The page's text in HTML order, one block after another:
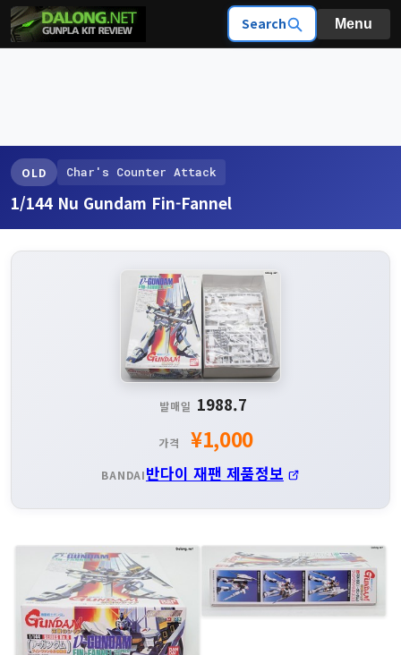
Search Menu
OLD Char's Counter Attack
1/144 Nu Gundam Fin-Fannel
발매일 1988.7
가격 ¥1,000
BANDAI반다이 재팬 제품정보